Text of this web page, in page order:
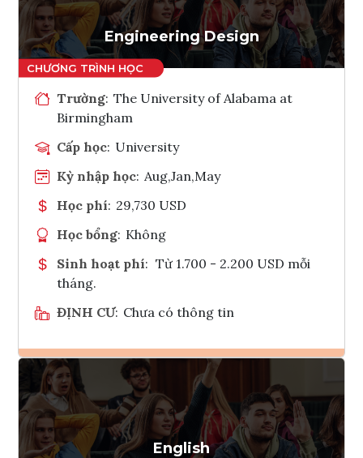
Tham vấn Interlink
Engineering Design
Trường: The University of Alabama at
Birmingham
Cấp học: University
Kỳ nhập học: Aug,Jan,May
Học phí: 29,730 USD
Học bổng: Không
Sinh hoạt phí: Từ 1.700 - 2.200 USD mỗi
tháng.
ĐỊNH CƯ: Chưa có thông tin
Ghi danh
Tham vấn Interlink
English